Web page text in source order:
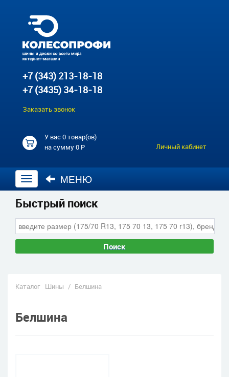
+7 (343) 213-18-18
+7 (3435) 34-18-18
Заказать звонок
У вас0 товар(ов)
на сумму0 Р Личный кабинет
Открыть
навигацию
МЕНЮ
Быстрый поиск
Поиск
Каталог Шины / Белшина
Белшина